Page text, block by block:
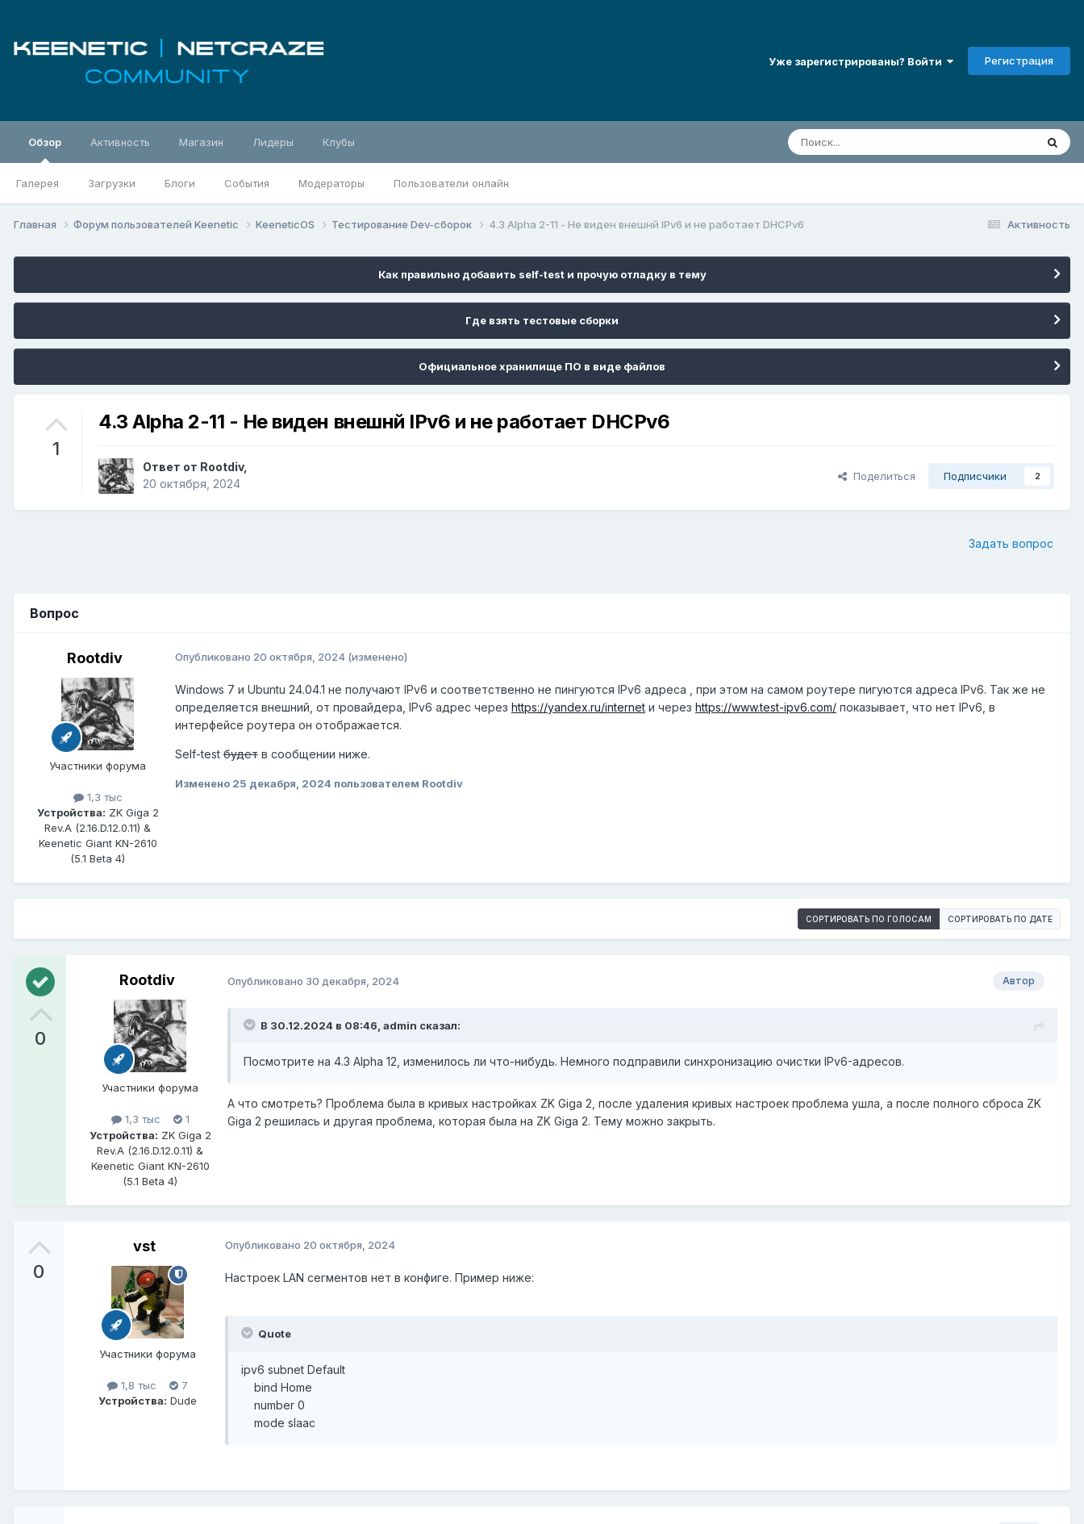
Уже зарегистрированы? Войти Регистрация
Обзор
Галерея Загрузки Блоги События Модераторы Пользователи онлайн
Активность Магазин Лидеры Клубы
Активность
Главная Форум пользователей Keenetic KeeneticOS Тестирование Dev-сборок 4.3 Alpha 2-11 - Не виден внешнй IPv6 и не работает DHCPv6
Как правильно добавить self-test и прочую отладку в тему
Где взять тестовые сборки
Официальное хранилище ПО в виде файлов
1
4.3 Alpha 2-11 - Не виден внешнй IPv6 и не работает DHCPv6
Ответ от Rootdiv,
20 октября, 2024
Поделиться Подписчики 2
Задать вопрос
Вопрос
Rootdiv
Участники форума
1,3 тыс
Устройства: ZK Giga 2
Rev.A (2.16.D.12.0.11) &
Keenetic Giant KN-2610
(5.1 Beta 4)
Опубликовано 20 октября, 2024 (изменено)
Windows 7 и Ubuntu 24.04.1 не получают IPv6 и соответственно не пингуются IPv6 адреса , при этом на самом роутере пигуются адреса IPv6. Так же не
определяется внешний, от провайдера, IPv6 адрес через https://yandex.ru/internet и через https://www.test-ipv6.com/ показывает, что нет IPv6, в
интерфейсе роутера он отображается.
Self-test будет в сообщении ниже.
Изменено 25 декабря, 2024 пользователем Rootdiv
СОРТИРОВАТЬ ПО ГОЛОСАМ СОРТИРОВАТЬ ПО ДАТЕ
0
Rootdiv
Участники форума
1,3 тыс
1
Устройства: ZK Giga 2
Rev.A (2.16.D.12.0.11) &
Keenetic Giant KN-2610
(5.1 Beta 4)
Автор
Опубликовано 30 декабря, 2024
В 30.12.2024 в 08:46, admin сказал:
Посмотрите на 4.3 Alpha 12, изменилось ли что-нибудь. Немного подправили синхронизацию очистки IPv6-адресов.
А что смотреть? Проблема была в кривых настройках ZK Giga 2, после удаления кривых настроек проблема ушла, а после полного сброса ZK
Giga 2 решилась и другая проблема, которая была на ZK Giga 2. Тему можно закрыть.
0
vst
Участники форума
1,8 тыс
7
Устройства: Dude
Опубликовано 20 октября, 2024
Настроек LAN сегментов нет в конфиге. Пример ниже:
Quote
ipv6 subnet Default
bind Home
number 0
mode slaac